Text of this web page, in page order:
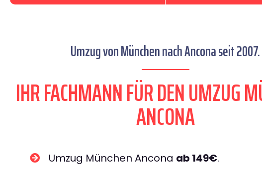
Umzug von München nach Ancona seit 2007.
IHR FACHMANN FÜR DEN UMZUG
ANCONA
Umzug München Ancona ab 149€.